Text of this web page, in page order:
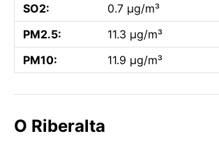
SO2:
0.7 µg/m³
PM2.5:
11.3 µg/m³
PM10:
11.9 µg/m³
O Riberalta